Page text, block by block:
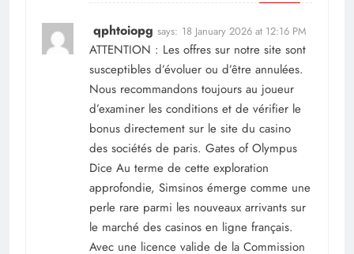
qphtoiopg says: 18 January 2026 at 12:16 PM
ATTENTION : Les offres sur notre site sont
susceptibles d’évoluer ou d’être annulées.
Nous recommandons toujours au joueur
d’examiner les conditions et de vérifier le
bonus directement sur le site du casino
des sociétés de paris. Gates of Olympus
Dice Au terme de cette exploration
approfondie, Simsinos émerge comme une
perle rare parmi les nouveaux arrivants sur
le marché des casinos en ligne français.
Avec une licence valide de la Commission